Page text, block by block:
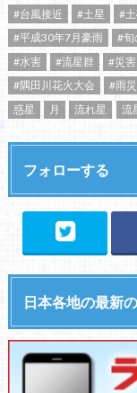
#台風接近
#土星 #
#平成30年7月豪雨
#旬
#水害
#流星群 #災害
#隅田川花火大会
#雨
惑星
月 流れ星 流
フォローする
日本各地の最新